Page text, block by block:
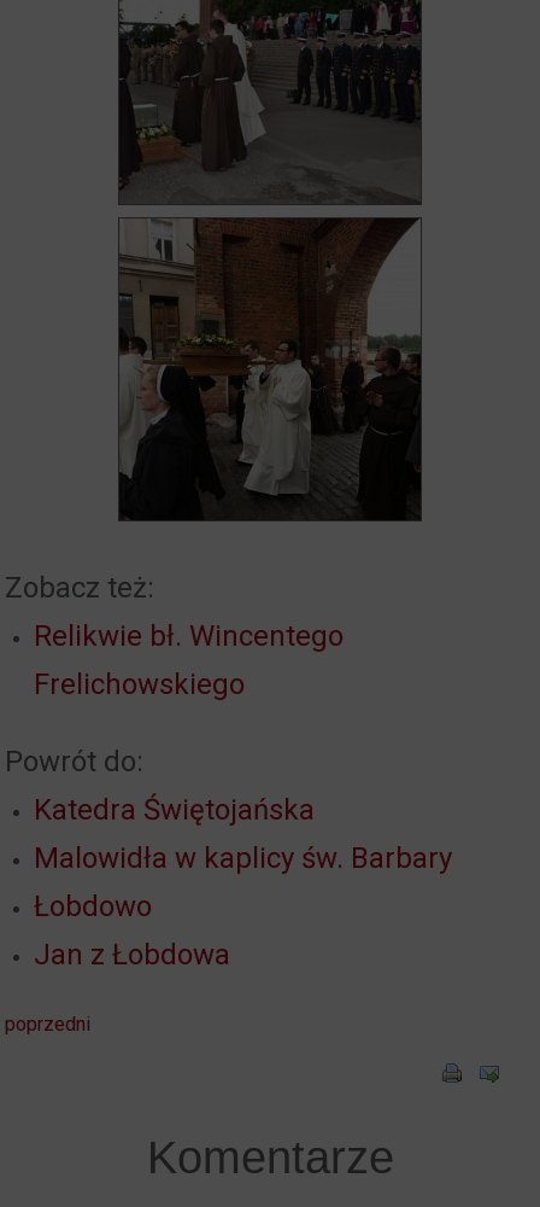
Zobacz też:
Relikwie bł. Wincentego
Frelichowskiego
Powrót do:
Katedra Świętojańska
Malowidła w kaplicy św. Barbary
Łobdowo
Jan z Łobdowa
poprzedni
Komentarze